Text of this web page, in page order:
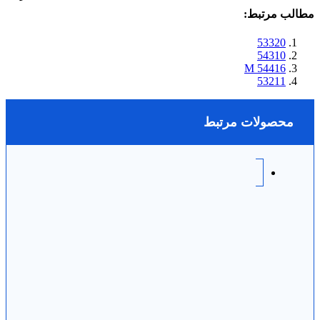
مطالب مرتبط:
53320
54310
54416 M
53211
محصولات مرتبط